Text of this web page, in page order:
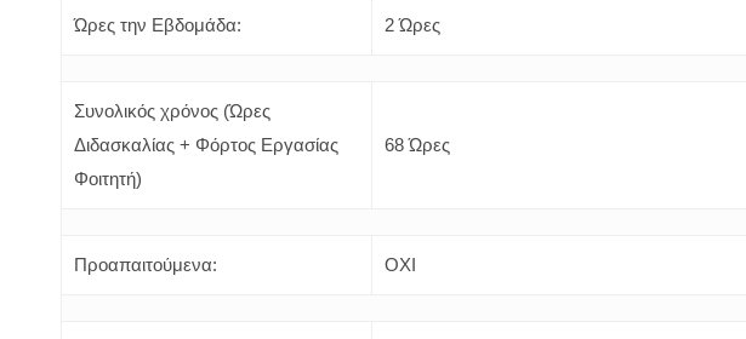
Ώρες την Εβδομάδα: 2 Ώρες
Συνολικός χρόνος (Ώρες
Διδασκαλίας + Φόρτος Εργασίας
Φοιτητή)
68 Ώρες
Προαπαιτούμενα: ΟΧΙ